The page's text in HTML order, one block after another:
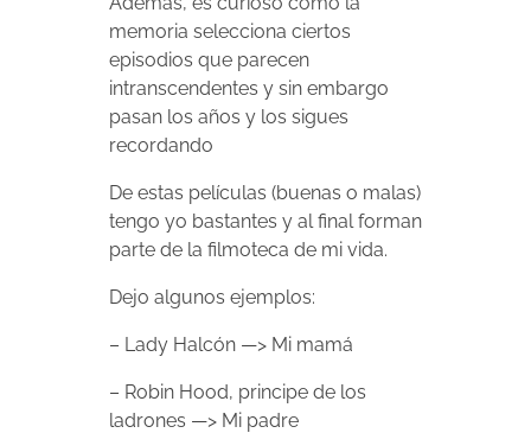
memoria selecciona ciertos
episodios que parecen
intranscendentes y sin embargo
pasan los años y los sigues
recordando
De estas películas (buenas o malas)
tengo yo bastantes y al final forman
parte de la filmoteca de mi vida.
Dejo algunos ejemplos:
– Lady Halcón —> Mi mamá
– Robin Hood, principe de los
ladrones —> Mi padre